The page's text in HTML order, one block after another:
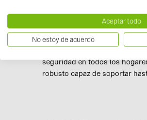
Gracias a su flexibilidad, el
temperatura (de -20ºC a
En cuanto a su durabilidad,
seguridad en todos los
robusto capaz de soportar
Aceptar todo
No estoy de acuerdo